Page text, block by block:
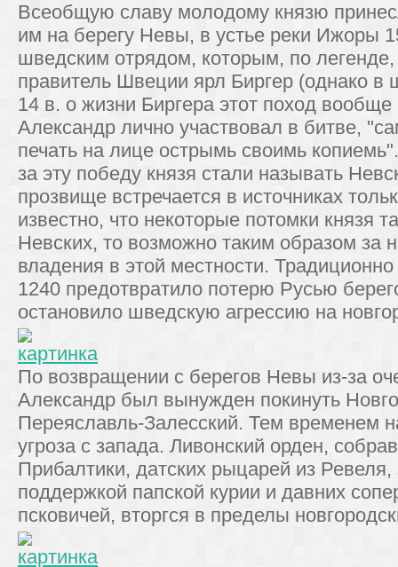
Всеобщую славу молодому князю
им на берегу Невы, в устье реки Ижоры
шведским отрядом, которым, по
правитель Швеции ярл Биргер (однако в
14 в. о жизни Биргера этот поход вообще
Александр лично участвовал в битве,
печать на лице острымь своимь
за эту победу князя стали называть
прозвище встречается в источниках
известно, что некоторые потомки князя
Невских, то возможно таким образом за
владения в этой местности.
1240 предотвратило потерю Русью
остановило шведскую агрессию на
По возвращении с берегов Невы из-за
Александр был вынужден покинуть
Переяславль-Залесский. Тем временем
угроза с запада. Ливонский орден,
Прибалтики, датских рыцарей из
поддержкой папской курии и давних
псковичей, вторгся в пределы